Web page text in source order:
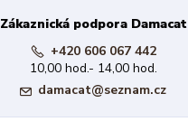
Zákaznická podpora Damacat
+420 606 067 442
10,00 hod.- 14,00 hod.
damacat@seznam.cz